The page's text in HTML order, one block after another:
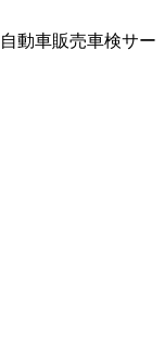
自動車販売車検サー